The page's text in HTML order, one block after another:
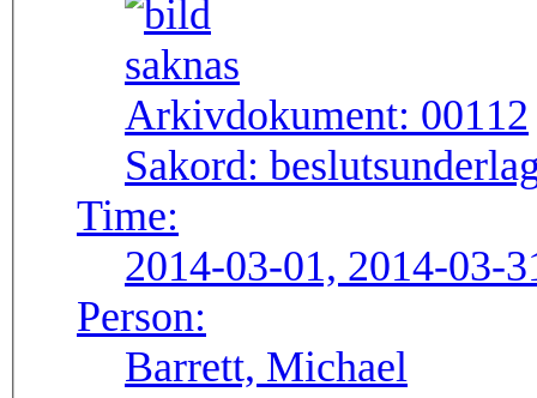
Arkivdokument: 00112
Sakord:
Time:
2014-03-01, 2014-03-
Person:
Barrett, Michael